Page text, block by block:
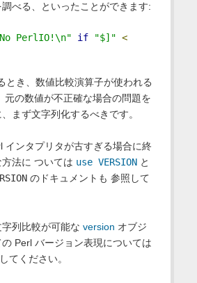
べる、といったことができます:
PerlIO!\n" if "$]" <
とき、数値比較演算子が使われる
元の数値が不正確な場合の問題を
まず文字列化するべきです。
インタプリタが古すぎる場合に終
法に ついては use VERSIONと
のドキュメントも 参照して
列比較が可能な version オブジ
の Perl バージョン表現については
てください。